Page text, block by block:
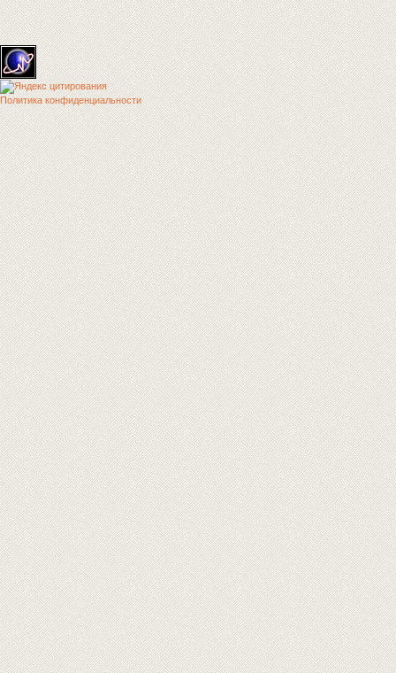
Политика конфиденциальности